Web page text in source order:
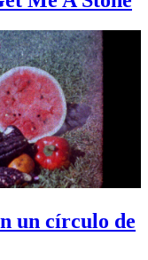
un círculo de